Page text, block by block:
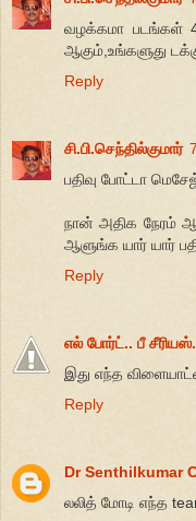
வழக்கமா படங்கள்
ஆகும்,உங்களுது
Reply
சி.பி.செந்தில்குமார்
பதிவு போட்டா
நான் அதிக நேரம்
ஆளுங்க யார் யார்
Reply
எல் போர்ட்.. பீ
இது எந்த
Reply
Dr Senthilkumar
லலித் மோடி எந்த